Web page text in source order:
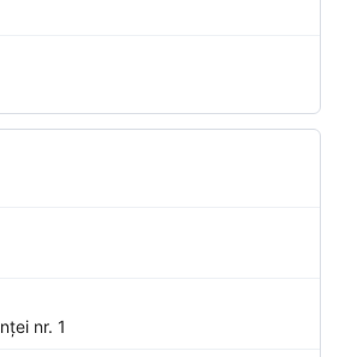
nr. 1